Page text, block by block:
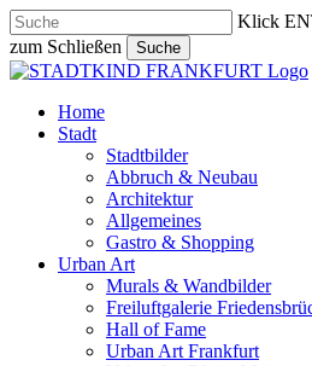
Skip
to
main
content
Klick
zum Schließen
Suche
Close
search
Menu
Home
Stadt
Stadtbilder
Abbruch & Neubau
Architektur
Allgemeines
Gastro & Shopping
Urban Art
Murals & Wandbilder
Freiluftgalerie
Hall of Fame
Urban Art Frankfurt